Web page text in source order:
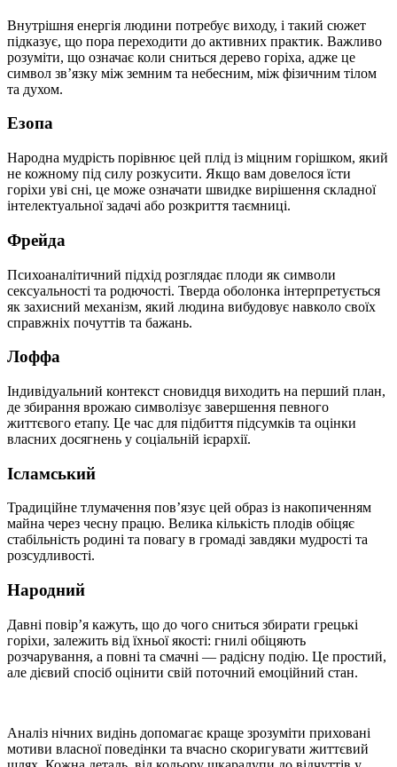
Внутрішня енергія людини потребує виходу, і такий сюжет
підказує, що пора переходити до активних практик. Важливо
розуміти, що означає коли сниться дерево горіха, адже це
символ зв’язку між земним та небесним, між фізичним тілом
та духом.
Езопа
Народна мудрість порівнює цей плід із міцним горішком, який
не кожному під силу розкусити. Якщо вам довелося їсти
горіхи уві сні, це може означати швидке вирішення складної
інтелектуальної задачі або розкриття таємниці.
Фрейда
Психоаналітичний підхід розглядає плоди як символи
сексуальності та родючості. Тверда оболонка інтерпретується
як захисний механізм, який людина вибудовує навколо своїх
справжніх почуттів та бажань.
Лоффа
Індивідуальний контекст сновидця виходить на перший план,
де збирання врожаю символізує завершення певного
життєвого етапу. Це час для підбиття підсумків та оцінки
власних досягнень у соціальній ієрархії.
Ісламський
Традиційне тлумачення пов’язує цей образ із накопиченням
майна через чесну працю. Велика кількість плодів обіцяє
стабільність родині та повагу в громаді завдяки мудрості та
розсудливості.
Народний
Давні повір’я кажуть, що до чого сниться збирати грецькі
горіхи, залежить від їхньої якості: гнилі обіцяють
розчарування, а повні та смачні — радісну подію. Це простий,
але дієвий спосіб оцінити свій поточний емоційний стан.
Аналіз нічних видінь допомагає краще зрозуміти приховані
мотиви власної поведінки та вчасно скоригувати життєвий